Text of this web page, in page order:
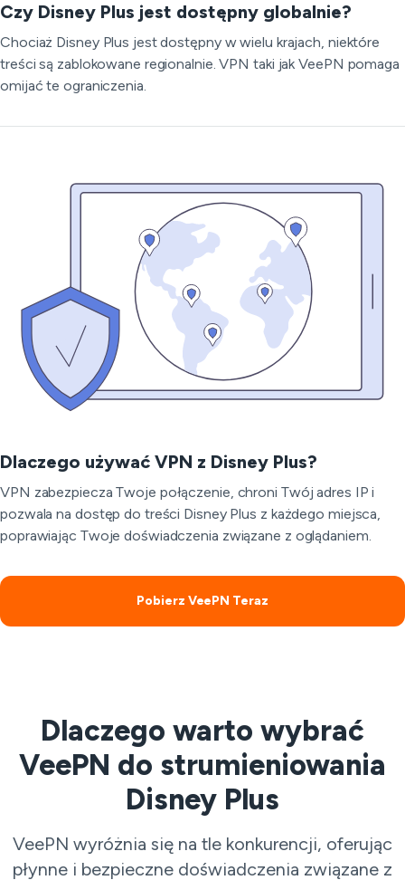
Czy Disney Plus jest dostępny globalnie?
Chociaż Disney Plus jest dostępny w wielu krajach, niektóre
treści są zablokowane regionalnie. VPN taki jak VeePN pomaga
omijać te ograniczenia.
Dlaczego używać VPN z Disney Plus?
VPN zabezpiecza Twoje połączenie, chroni Twój adres IP i
pozwala na dostęp do treści Disney Plus z każdego miejsca,
poprawiając Twoje doświadczenia związane z oglądaniem.
Pobierz VeePN Teraz
Dlaczego warto wybrać
VeePN do strumieniowania
Disney Plus
VeePN wyróżnia się na tle konkurencji, oferując
płynne i bezpieczne doświadczenia związane z